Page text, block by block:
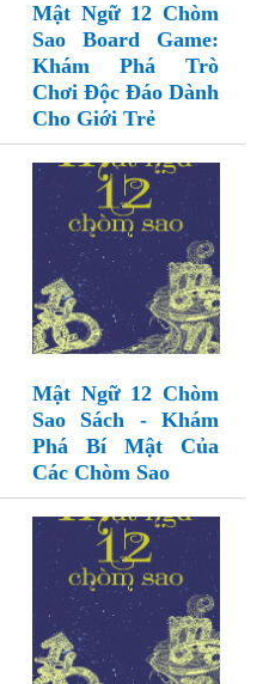
Mật Ngữ 12 Chòm
Sao Board Game:
Khám Phá Trò
Chơi Độc Đáo Dành
Cho Giới Trẻ
Mật Ngữ 12 Chòm
Sao Sách - Khám
Phá Bí Mật Của
Các Chòm Sao